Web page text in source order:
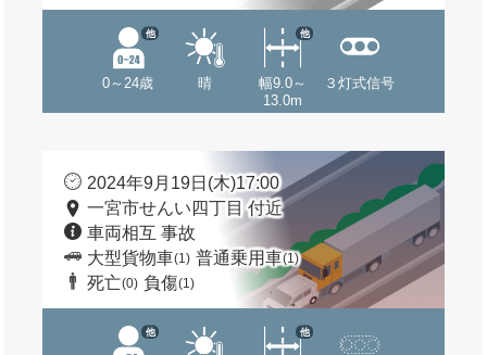
0～24歳
他
晴
幅9.0～
13.0m
他
３灯式信号
2024年9月19日(木)17:00
一宮市せんい四丁目 付近
車両相互 事故
大型貨物車(1) 普通乗用車(1)
死亡(0) 負傷(1)
他 他